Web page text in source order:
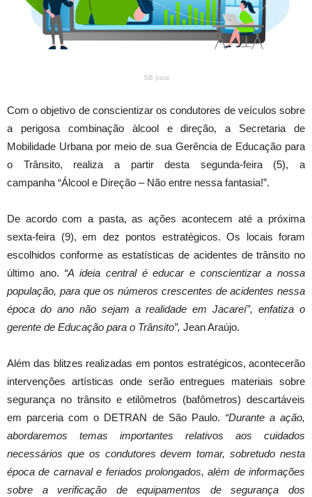
SB post
Com o objetivo de conscientizar os condutores de veículos sobre
a perigosa combinação àlcool e direção, a Secretaria de
Mobilidade Urbana por meio de sua Gerência de Educação para
o Trânsito, realiza a partir desta segunda-feira (5), a
campanha “Álcool e Direção – Não entre nessa fantasia!”.
De acordo com a pasta, as ações acontecem até a próxima
sexta-feira (9), em dez pontos estratégicos. Os locais foram
escolhidos conforme as estatísticas de acidentes de trânsito no
último ano. “A ideia central é educar e conscientizar a nossa
população, para que os números crescentes de acidentes nessa
época do ano não sejam a realidade em Jacareí”, enfatiza o
gerente de Educação para o Trânsito”, Jean Araújo.
Além das blitzes realizadas em pontos estratégicos, acontecerão
intervenções artísticas onde serão entregues materiais sobre
segurança no trânsito e etilômetros (bafômetros) descartáveis
em parceria com o DETRAN de São Paulo. “Durante a ação,
abordaremos temas importantes relativos aos cuidados
necessários que os condutores devem tomar, sobretudo nesta
época de carnaval e feriados prolongados, além de informações
sobre a verificação de equipamentos de segurança dos